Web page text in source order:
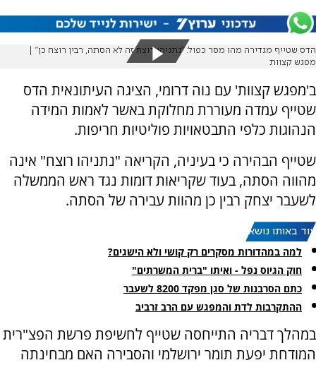
הדס שטייף מגדירה מהו מסר כפול: "נתניהו רוצח זה לא הסתה, רבין רוצח כן" |
מפגש קצוות
ב'מפגש קצוות' עם נוה דרומי, הציגה העיתונאית הדס
שטייף עמדה מעוררת מחלוקת באשר לאמות המידה
הנהוגות כלפי התבטאויות פוליטיות חריפות.
שטייף הבהירה כי בעיניה, הקריאה "נתניהו רוצח" אינה
מהווה הסתה, בעוד שקריאות דומות נגד ראש הממשלה
לשעבר יצחק רבין כן מהוות עבירה של הסתה.
עוד באותו נושא:
למה במהדורות מסקרים רק קושי ולא הישגים?
חוק הגיוס נפל - ואיתו "ברית המשרתים"
כתם הסרבנות של סגן מפקד 8200 לשעבר
ההתקרבות לדת והמפגש עם הרב זרביב
במהלך דבריה התייחסה שטייף לחשיפת פרשת הפצ"רית
המודחת יפעת תומר ירושלמי והסבירה האם מבחינתה